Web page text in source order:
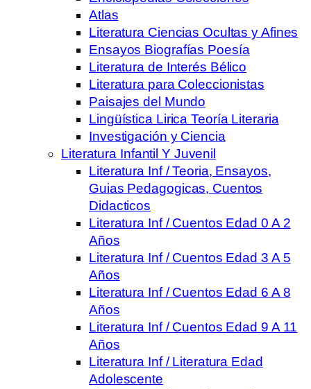
Atlas
Literatura Ciencias Ocultas y Afines
Ensayos Biografías Poesía
Literatura de Interés Bélico
Literatura para Coleccionistas
Paisajes del Mundo
Lingüística Lirica Teoría Literaria
Investigación y Ciencia
Literatura Infantil Y Juvenil
Literatura Inf / Teoria, Ensayos,
Guias Pedagogicas, Cuentos
Didacticos
Literatura Inf / Cuentos Edad 0 A 2
Años
Literatura Inf / Cuentos Edad 3 A 5
Años
Literatura Inf / Cuentos Edad 6 A 8
Años
Literatura Inf / Cuentos Edad 9 A 11
Años
Literatura Inf / Literatura Edad
Adolescente